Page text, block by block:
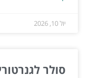
יול 10, 2026
סולר